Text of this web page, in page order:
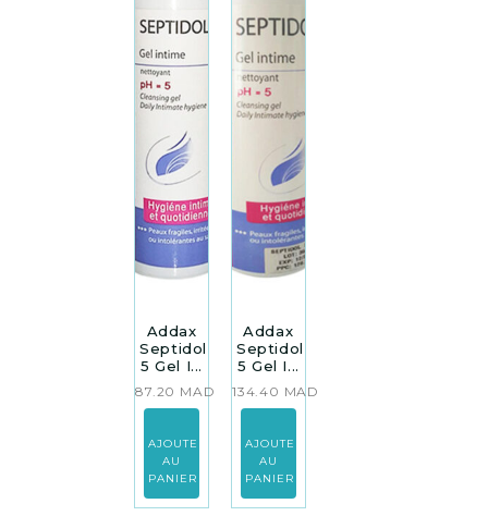
Addax
Septidol
5 Gel I...
87.20 MAD
AJOUTER
AU
PANIER
Addax
Septidol
5 Gel I...
134.40 MAD
AJOUTER
AU
PANIER